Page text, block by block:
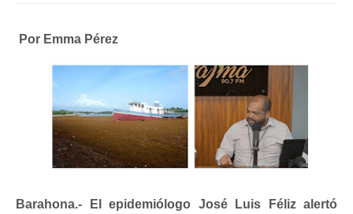
Por Emma Pérez
Barahona.- El epidemiólogo José Luis Féliz alertó